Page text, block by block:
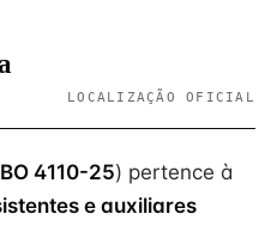
LOCALIZAÇÃO OFICIAL
4110-25) pertence à
e auxiliares